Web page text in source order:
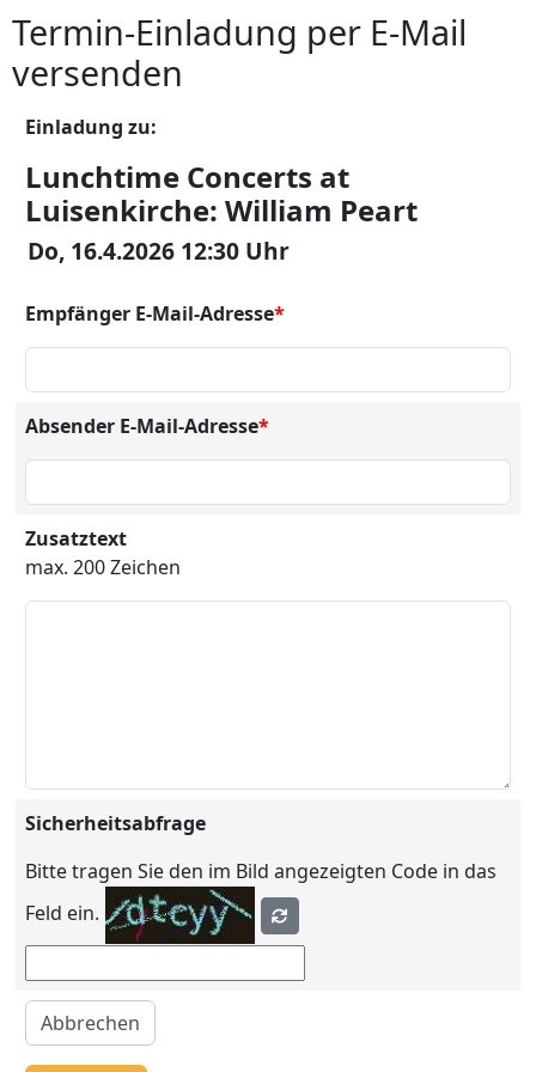
Termin-Einladung per E-Mail
versenden
Einladung zu:
Lunchtime Concerts at
Luisenkirche: William Peart
Do, 16.4.2026 12:30 Uhr
Empfänger E-Mail-Adresse*
Absender E-Mail-Adresse*
Zusatztext
max. 200 Zeichen
Sicherheitsabfrage
Bitte tragen Sie den im Bild angezeigten Code in das
Feld ein.
Abbrechen